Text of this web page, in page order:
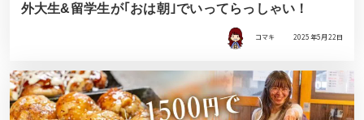
外大生&留学生が｢おは朝｣でいってらっしゃい！
コマキ 2025年5月22日